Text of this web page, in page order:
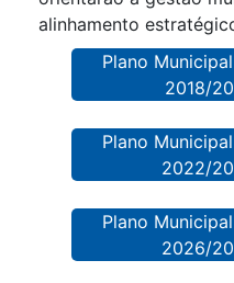
alinhamento
Plano
2018/
Plano
2022/
Plano
2026/